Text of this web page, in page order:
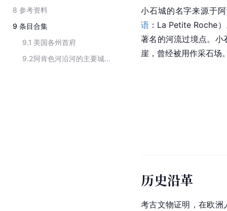
8 参考资料
9 条目合集
9.1 美国各州首府
9.2
阿肯色河沿河的主要城市
小石城的名字来源于
语 ：La Petite Roche
著名的河流过境点。小
崖，曾经被用作采石场
历史沿革
考古文物证明，在欧